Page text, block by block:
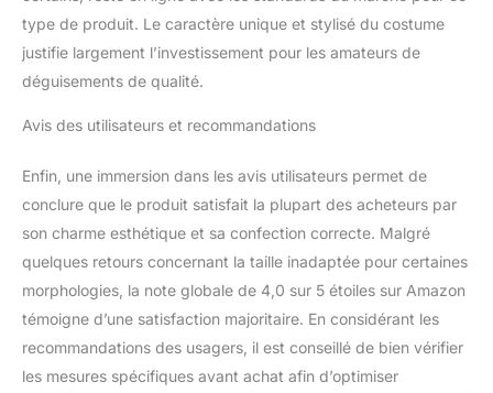
type de produit. Le caractère unique et stylisé du costume
justifie largement l’investissement pour les amateurs de
déguisements de qualité.
Avis des utilisateurs et recommandations
Enfin, une immersion dans les avis utilisateurs permet de
conclure que le produit satisfait la plupart des acheteurs par
son charme esthétique et sa confection correcte. Malgré
quelques retours concernant la taille inadaptée pour certaines
morphologies, la note globale de 4,0 sur 5 étoiles sur Amazon
témoigne d’une satisfaction majoritaire. En considérant les
recommandations des usagers, il est conseillé de bien vérifier
les mesures spécifiques avant achat afin d’optimiser